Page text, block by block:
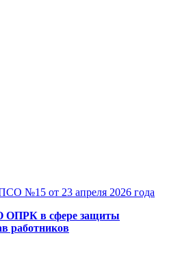
№15 от 23 апреля 2026 года
ОПРК в сфере защиты
работников